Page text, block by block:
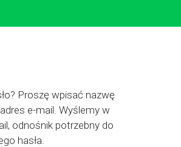
Proszę wpisać nazwę
e-mail. Wyślemy w
odnośnik potrzebny do
hasła.